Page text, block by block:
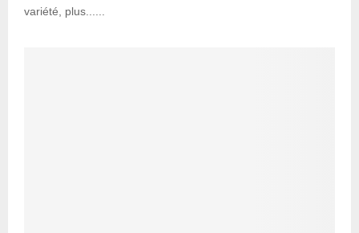
variété, plus......